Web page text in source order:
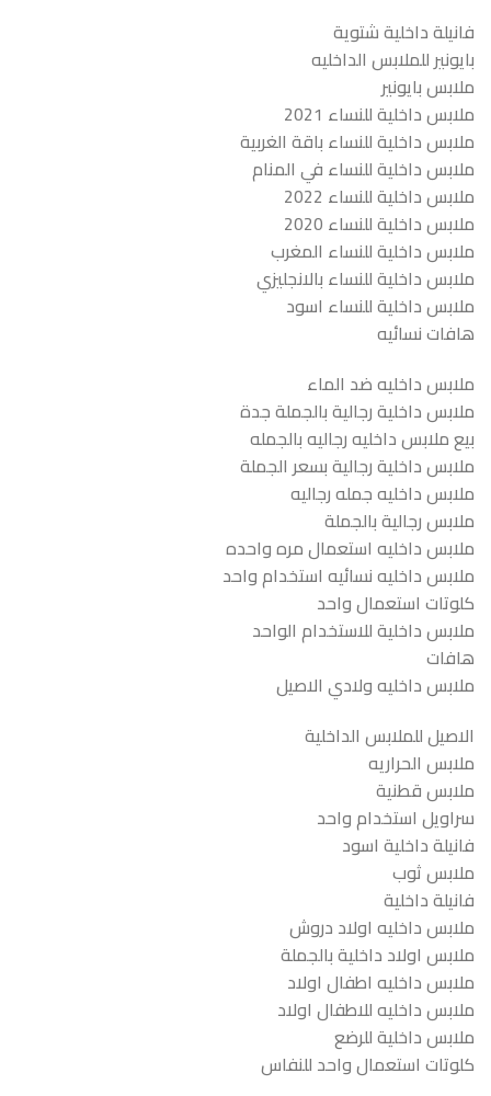
فانيلة داخلية شتوية
بايونير للملابس الداخليه
ملابس بايونير
ملابس داخلية للنساء 2021
ملابس داخلية للنساء باقة الغربية
ملابس داخلية للنساء في المنام
ملابس داخلية للنساء 2022
ملابس داخلية للنساء 2020
ملابس داخلية للنساء المغرب
ملابس داخلية للنساء بالانجليزي
ملابس داخلية للنساء اسود
هافات نسائيه
ملابس داخليه ضد الماء
ملابس داخلية رجالية بالجملة جدة
بيع ملابس داخليه رجاليه بالجمله
ملابس داخلية رجالية بسعر الجملة
ملابس داخليه جمله رجاليه
ملابس رجالية بالجملة
ملابس داخليه استعمال مره واحده
ملابس داخليه نسائيه استخدام واحد
كلوتات استعمال واحد
ملابس داخلية للاستخدام الواحد
هافات
ملابس داخليه ولادي الاصيل
الاصيل للملابس الداخلية
ملابس الحراريه
ملابس قطنية
سراويل استخدام واحد
فانيلة داخلية اسود
ملابس ثوب
فانيلة داخلية
ملابس داخليه اولاد دروش
ملابس اولاد داخلية بالجملة
ملابس داخليه اطفال اولاد
ملابس داخليه للاطفال اولاد
ملابس داخلية للرضع
كلوتات استعمال واحد للنفاس